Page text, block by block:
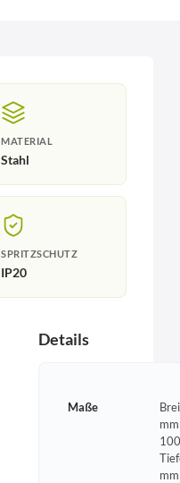
MATERIAL
Stahl
SPRITZSCHUTZ
IP20
Details
Maße
mm